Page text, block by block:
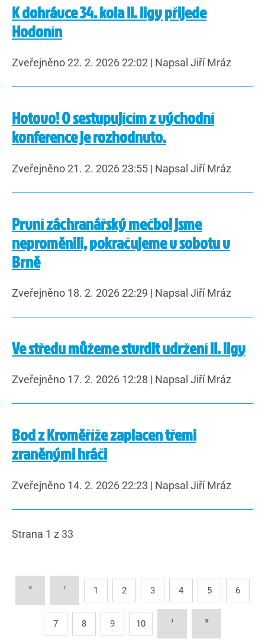
K dohrávce 34. kola II. ligy přijede
Hodonín
Zveřejněno 22. 2. 2026 22:02 | Napsal Jiří Mráz
Hotovo! O sestupujícím z východní
konference je rozhodnuto.
Zveřejněno 21. 2. 2026 23:55 | Napsal Jiří Mráz
První záchranářský mečbol jsme
neproměnili, pokračujeme v sobotu v
Brně
Zveřejněno 18. 2. 2026 22:29 | Napsal Jiří Mráz
Ve středu můžeme stvrdit udržení II. ligy
Zveřejněno 17. 2. 2026 12:28 | Napsal Jiří Mráz
Bod z Kroměříže zaplacen třemi
zraněnými hráči
Zveřejněno 14. 2. 2026 22:23 | Napsal Jiří Mráz
Strana 1 z 33
« ‹ 1 2 3 4 5 6
7 8 9 10 › »